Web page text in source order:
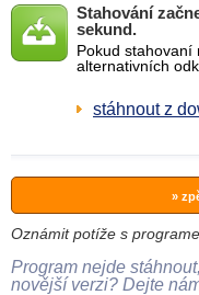
Stahování
sekund.
Pokud stahovaní
alternativních
stáhnout z
»
Oznámit potíže s
Program nejde
novější verzi? Dejte